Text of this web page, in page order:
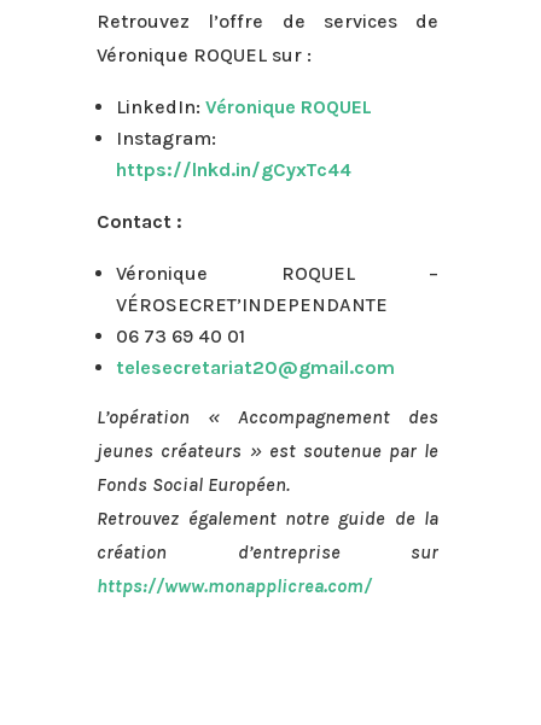
Retrouvez l’offre de services de
Véronique ROQUEL sur :
LinkedIn:Véronique ROQUEL
Instagram:
https://lnkd.in/gCyxTc44
Contact :
Véronique ROQUEL –
VÉROSECRET’INDEPENDANTE
06 73 69 40 01
telesecretariat20@gmail.com
L’opération « Accompagnement des
jeunes créateurs » est soutenue par le
Fonds Social Européen.
Retrouvez également notre guide de la
création d’entreprise sur
https://www.monapplicrea.com/